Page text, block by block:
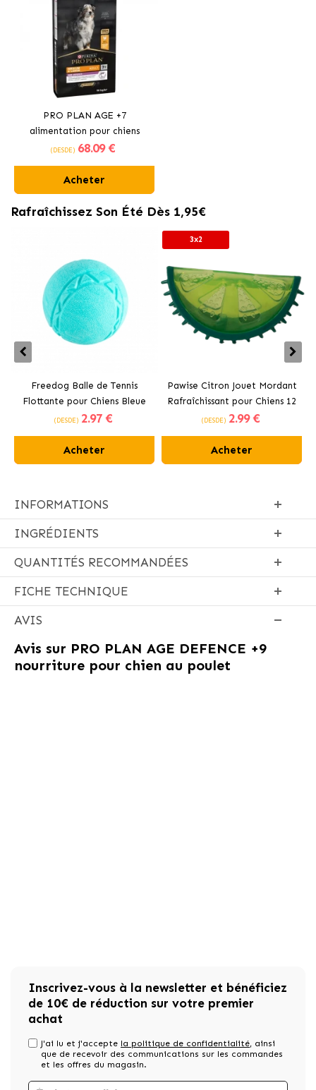
PRO PLAN AGE +7
alimentation pour chiens
seniors au poulet
(DESDE) 68.09 €
Acheter
Rafraîchissez Son Été Dès 1,95€
Freedog Balle de Tennis
Flottante pour Chiens Bleue
(DESDE) 2.97 €
Acheter
3x2
Pawise Citron Jouet Mordant
Rafraîchissant pour Chiens 12
cm
(DESDE) 2.99 €
Acheter
INFORMATIONS
INGRÉDIENTS
QUANTITÉS RECOMMANDÉES
FICHE TECHNIQUE
AVIS
Avis sur PRO PLAN AGE DEFENCE +9
nourriture pour chien au poulet
Inscrivez-vous à la newsletter et bénéficiez
de 10€ de réduction sur votre premier
achat
J'ai lu et j'accepte la politique de confidentialité, ainsi
que de recevoir des communications sur les commandes
et les offres du magasin.